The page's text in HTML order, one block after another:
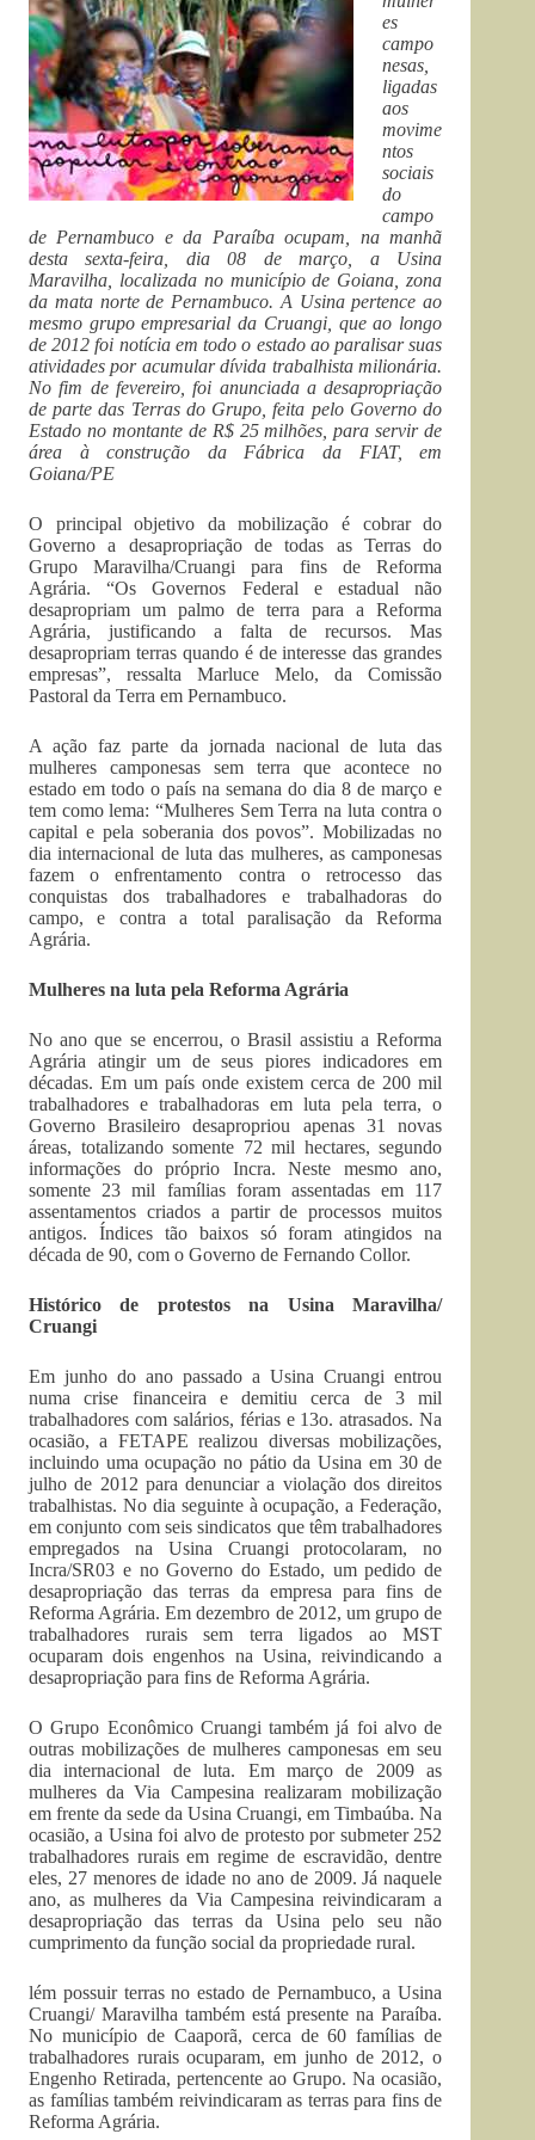
es
campo
nesas,
ligadas
aos
movime
ntos
sociais
do
campo
de Pernambuco e da Paraíba ocupam, na manhã
desta sexta-feira, dia 08 de março, a Usina
Maravilha, localizada no município de Goiana, zona
da mata norte de Pernambuco. A Usina pertence ao
mesmo grupo empresarial da Cruangi, que ao longo
de 2012 foi notícia em todo o estado ao paralisar suas
atividades por acumular dívida trabalhista milionária.
No fim de fevereiro, foi anunciada a desapropriação
de parte das Terras do Grupo, feita pelo Governo do
Estado no montante de R$ 25 milhões, para servir de
área à construção da Fábrica da FIAT, em
Goiana/PE
O principal objetivo da mobilização é cobrar do
Governo a desapropriação de todas as Terras do
Grupo Maravilha/Cruangi para fins de Reforma
Agrária. “Os Governos Federal e estadual não
desapropriam um palmo de terra para a Reforma
Agrária, justificando a falta de recursos. Mas
desapropriam terras quando é de interesse das grandes
empresas”, ressalta Marluce Melo, da Comissão
Pastoral da Terra em Pernambuco.
A ação faz parte da jornada nacional de luta das
mulheres camponesas sem terra que acontece no
estado em todo o país na semana do dia 8 de março e
tem como lema: “Mulheres Sem Terra na luta contra o
capital e pela soberania dos povos”. Mobilizadas no
dia internacional de luta das mulheres, as camponesas
fazem o enfrentamento contra o retrocesso das
conquistas dos trabalhadores e trabalhadoras do
campo, e contra a total paralisação da Reforma
Agrária.
Mulheres na luta pela Reforma Agrária
No ano que se encerrou, o Brasil assistiu a Reforma
Agrária atingir um de seus piores indicadores em
décadas. Em um país onde existem cerca de 200 mil
trabalhadores e trabalhadoras em luta pela terra, o
Governo Brasileiro desapropriou apenas 31 novas
áreas, totalizando somente 72 mil hectares, segundo
informações do próprio Incra. Neste mesmo ano,
somente 23 mil famílias foram assentadas em 117
assentamentos criados a partir de processos muitos
antigos. Índices tão baixos só foram atingidos na
década de 90, com o Governo de Fernando Collor.
Histórico de protestos na Usina Maravilha/
Cruangi
Em junho do ano passado a Usina Cruangi entrou
numa crise financeira e demitiu cerca de 3 mil
trabalhadores com salários, férias e 13o. atrasados. Na
ocasião, a FETAPE realizou diversas mobilizações,
incluindo uma ocupação no pátio da Usina em 30 de
julho de 2012 para denunciar a violação dos direitos
trabalhistas. No dia seguinte à ocupação, a Federação,
em conjunto com seis sindicatos que têm trabalhadores
empregados na Usina Cruangi protocolaram, no
Incra/SR03 e no Governo do Estado, um pedido de
desapropriação das terras da empresa para fins de
Reforma Agrária. Em dezembro de 2012, um grupo de
trabalhadores rurais sem terra ligados ao MST
ocuparam dois engenhos na Usina, reivindicando a
desapropriação para fins de Reforma Agrária.
O Grupo Econômico Cruangi também já foi alvo de
outras mobilizações de mulheres camponesas em seu
dia internacional de luta. Em março de 2009 as
mulheres da Via Campesina realizaram mobilização
em frente da sede da Usina Cruangi, em Timbaúba. Na
ocasião, a Usina foi alvo de protesto por submeter 252
trabalhadores rurais em regime de escravidão, dentre
eles, 27 menores de idade no ano de 2009. Já naquele
ano, as mulheres da Via Campesina reivindicaram a
desapropriação das terras da Usina pelo seu não
cumprimento da função social da propriedade rural.
lém possuir terras no estado de Pernambuco, a Usina
Cruangi/ Maravilha também está presente na Paraíba.
No município de Caaporã, cerca de 60 famílias de
trabalhadores rurais ocuparam, em junho de 2012, o
Engenho Retirada, pertencente ao Grupo. Na ocasião,
as famílias também reivindicaram as terras para fins de
Reforma Agrária.